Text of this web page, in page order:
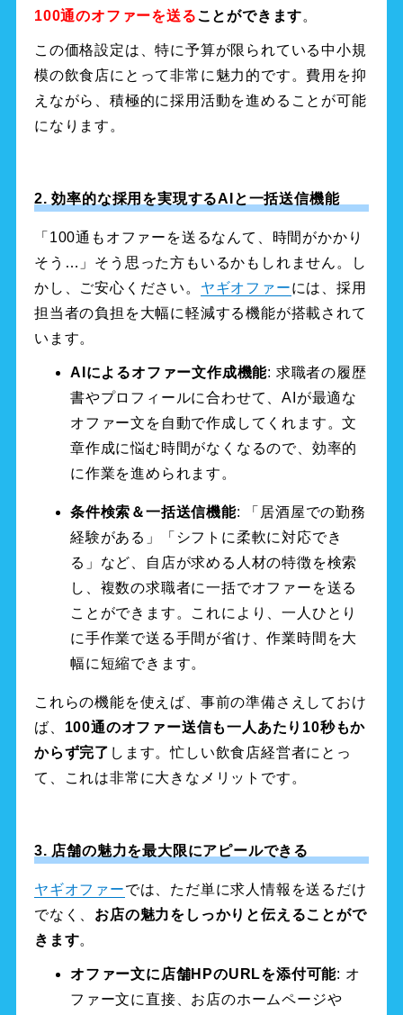
100通のオファーを送ることができます。
この価格設定は、特に予算が限られている中小規
模の飲食店にとって非常に魅力的です。費用を抑
えながら、積極的に採用活動を進めることが可能
になります。
2. 効率的な採用を実現するAIと一括送信機能
「100通もオファーを送るなんて、時間がかかり
そう…」そう思った方もいるかもしれません。し
かし、ご安心ください。 ヤギオファーには、採用
担当者の負担を大幅に軽減する機能が搭載されて
います。
AIによるオファー文作成機能: 求職者の履歴
書やプロフィールに合わせて、AIが最適な
オファー文を自動で作成してくれます。文
章作成に悩む時間がなくなるので、効率的
に作業を進められます。
条件検索＆一括送信機能: 「居酒屋での勤務
経験がある」「シフトに柔軟に対応でき
る」など、自店が求める人材の特徴を検索
し、複数の求職者に一括でオファーを送る
ことができます。これにより、一人ひとり
に手作業で送る手間が省け、作業時間を大
幅に短縮できます。
これらの機能を使えば、事前の準備さえしておけ
ば、 100通のオファー送信も一人あたり10秒もか
からず完了 します。忙しい飲食店経営者にとっ
て、これは非常に大きなメリットです。
3. 店舗の魅力を最大限にアピールできる
ヤギオファーでは、ただ単に求人情報を送るだけ
でなく、 お店の魅力をしっかりと伝えることがで
きます。
オファー文に店舗HPのURLを添付可能: オ
ファー文に直接、お店のホームページや